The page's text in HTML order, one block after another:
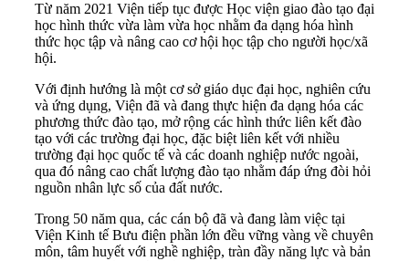
Từ năm 2021 Viện tiếp tục được Học viện giao đào tạo đại
học hình thức vừa làm vừa học nhằm đa dạng hóa hình
thức học tập và nâng cao cơ hội học tập cho người học/xã
hội.
Với định hướng là một cơ sở giáo dục đại học, nghiên cứu
và ứng dụng, Viện đã và đang thực hiện đa dạng hóa các
phương thức đào tạo, mở rộng các hình thức liên kết đào
tạo với các trường đại học, đặc biệt liên kết với nhiều
trường đại học quốc tế và các doanh nghiệp nước ngoài,
qua đó nâng cao chất lượng đào tạo nhằm đáp ứng đòi hỏi
nguồn nhân lực số của đất nước.
Trong 50 năm qua, các cán bộ đã và đang làm việc tại
Viện Kinh tế Bưu điện phần lớn đều vững vàng về chuyên
môn, tâm huyết với nghề nghiệp, tràn đầy năng lực và bản